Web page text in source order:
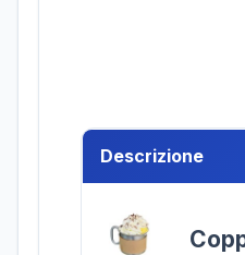
Descrizione